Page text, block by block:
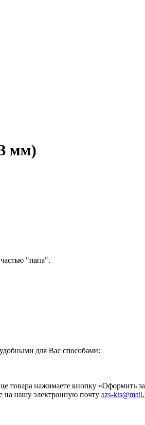
мм)
"папа".
для Вас способами:
товара нажимаете кнопку «Оформить
на нашу электронную почту azs-